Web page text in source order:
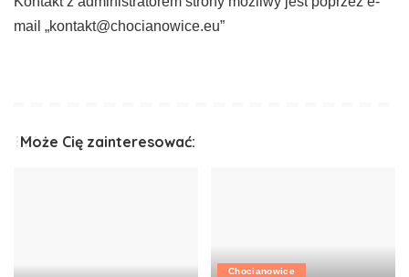
mail „kontakt@chocianowice.eu”
Może Cię zainteresować:
Chocianowice